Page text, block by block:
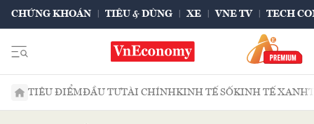
CHỨNG KHOÁN TIÊU & DÙNG XE VNE TV TECH
TIÊU ĐIỂMĐẦU TƯTÀI CHÍNHKINH TẾ SỐKINH TẾ XANH